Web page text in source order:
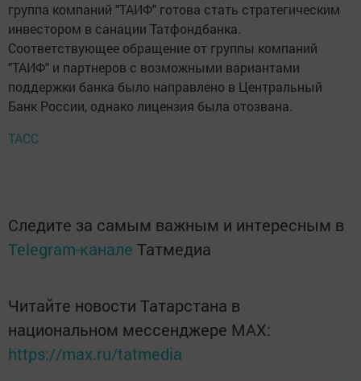
группа компаний "ТАИФ" готова стать стратегическим
инвестором в санации Татфондбанка.
Соответствующее обращение от группы компаний
"ТАИФ" и партнеров с возможными вариантами
поддержки банка было направлено в Центральный
Банк России, однако лицензия была отозвана.
ТАСС
Следите за самым важным и интересным в
Telegram-канале Татмедиа
Читайте новости Татарстана в
национальном мессенджере MАХ:
https://max.ru/tatmedia